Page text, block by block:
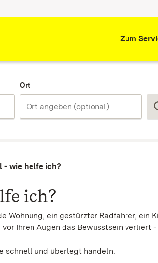
Zum
Ort
- wie helfe ich?
ich?
Wohnung, ein gestürzter Radfahrer, ein
Ihren Augen das Bewusstsein verliert
schnell und überlegt handeln.